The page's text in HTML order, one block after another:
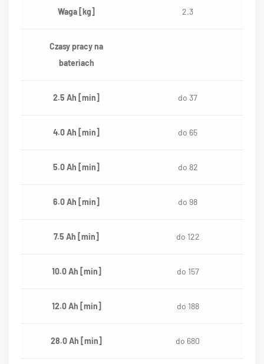
Waga [kg] 2.3
Czasy pracy na
bateriach
2.5 Ah [min] do 37
4.0 Ah [min] do 65
5.0 Ah [min] do 82
6.0 Ah [min] do 98
7.5 Ah [min] do 122
10.0 Ah [min] do 157
12.0 Ah [min] do 188
28.0 Ah [min] do 680